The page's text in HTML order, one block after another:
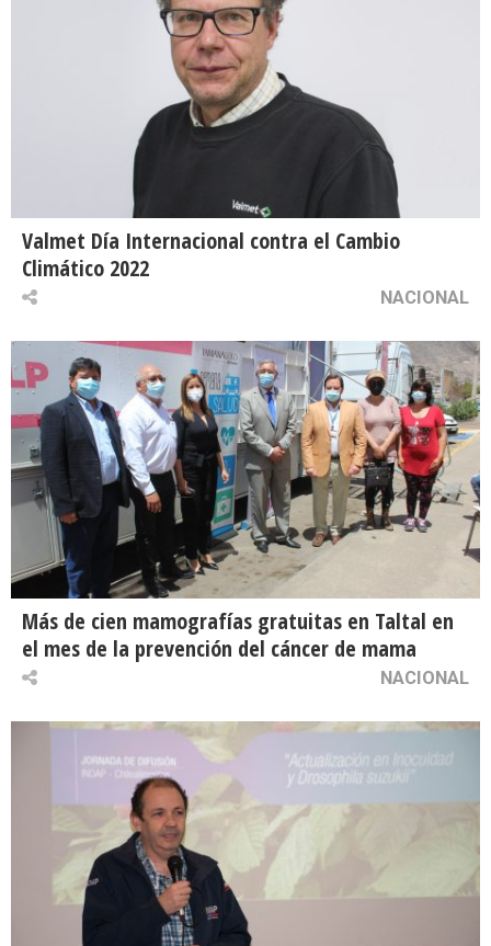
Valmet Día Internacional contra el Cambio
Climático 2022
NACIONAL
Más de cien mamografías gratuitas en Taltal en
el mes de la prevención del cáncer de mama
NACIONAL